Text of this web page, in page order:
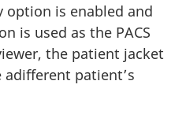
option is enabled and
is used as the PACS
the patient jacket
patient’s